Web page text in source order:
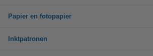
Papier en fotopapier
Inktpatronen